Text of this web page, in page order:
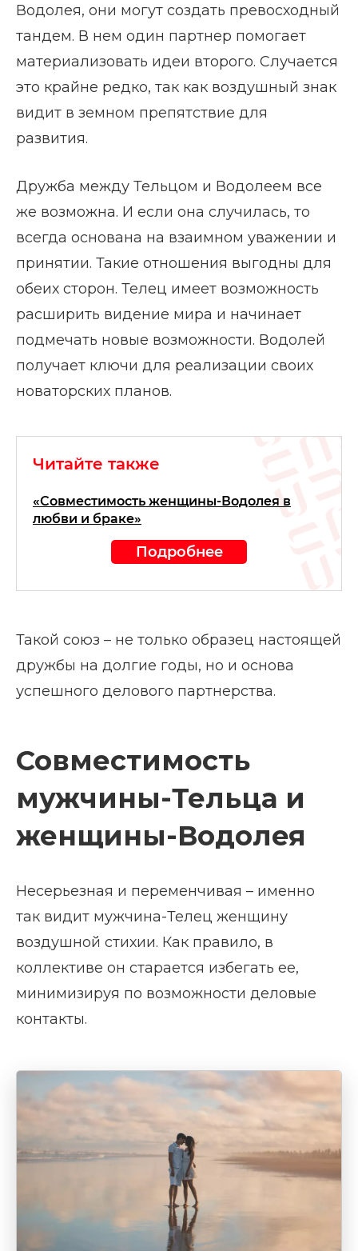
Водолея, они могут создать превосходный
тандем. В нем один партнер помогает
материализовать идеи второго. Случается
это крайне редко, так как воздушный знак
видит в земном препятствие для
развития.
Дружба между Тельцом и Водолеем все
же возможна. И если она случилась, то
всегда основана на взаимном уважении и
принятии. Такие отношения выгодны для
обеих сторон. Телец имеет возможность
расширить видение мира и начинает
подмечать новые возможности. Водолей
получает ключи для реализации своих
новаторских планов.
Читайте также
«Совместимость женщины-Водолея в
любви и браке»
Подробнее
Такой союз – не только образец настоящей
дружбы на долгие годы, но и основа
успешного делового партнерства.
Совместимость
мужчины-Тельца и
женщины-Водолея
Несерьезная и переменчивая – именно
так видит мужчина-Телец женщину
воздушной стихии. Как правило, в
коллективе он старается избегать ее,
минимизируя по возможности деловые
контакты.